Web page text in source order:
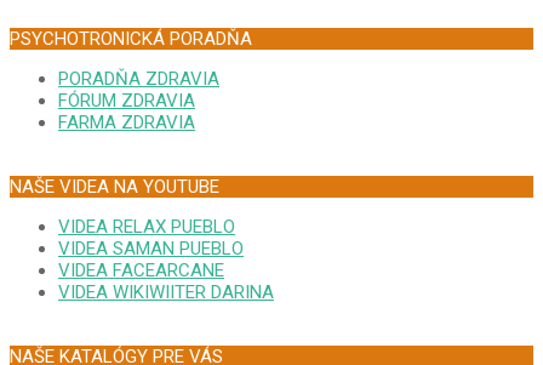
PSYCHOTRONICKÁ PORADŇA
PORADŇA ZDRAVIA
FÓRUM ZDRAVIA
FARMA ZDRAVIA
NAŠE VIDEA NA YOUTUBE
VIDEA RELAX PUEBLO
VIDEA SAMAN PUEBLO
VIDEA FACEARCANE
VIDEA WIKIWIITER DARINA
NAŠE KATALÓGY PRE VÁS